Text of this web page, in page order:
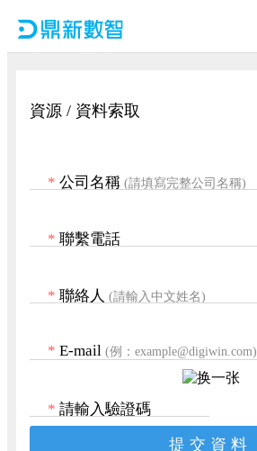
資源 / 資料索取
* 公司名稱 (請填寫完整公司名稱)
* 聯繫電話
* 聯絡人 (請輸入中文姓名)
* E-mail (例：example@digiwin.com)
* 請輸入驗證碼